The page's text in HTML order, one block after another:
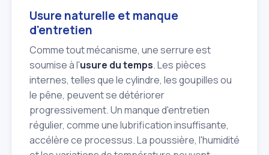
Usure naturelle et manque
d'entretien
Comme tout mécanisme, une serrure est
soumise à l'usure du temps. Les pièces
internes, telles que le cylindre, les goupilles ou
le pêne, peuvent se détériorer
progressivement. Un manque d'entretien
régulier, comme une lubrification insuffisante,
accélère ce processus. La poussière, l'humidité